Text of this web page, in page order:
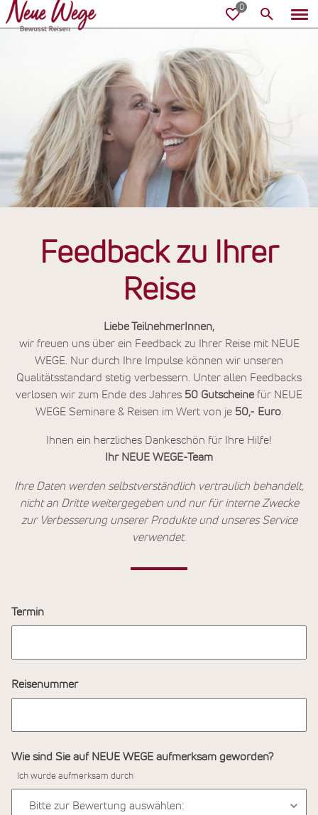
Feedback zu Ihrer
Reise
Liebe TeilnehmerInnen,
wir freuen uns über ein Feedback zu Ihrer Reise mit NEUE
WEGE. Nur durch Ihre Impulse können wir unseren
Qualitätsstandard stetig verbessern. Unter allen Feedbacks
verlosen wir zum Ende des Jahres 50 Gutscheine für NEUE
WEGE Seminare & Reisen im Wert von je 50,- Euro.
Ihnen ein herzliches Dankeschön für Ihre Hilfe!
Ihr NEUE WEGE-Team
Ihre Daten werden selbstverständlich vertraulich behandelt,
nicht an Dritte weitergegeben und nur für interne Zwecke
zur Verbesserung unserer Produkte und unseres Service
verwendet.
Termin
Reisenummer
Wie sind Sie auf NEUE WEGE aufmerksam geworden?
Ich wurde aufmerksam durch